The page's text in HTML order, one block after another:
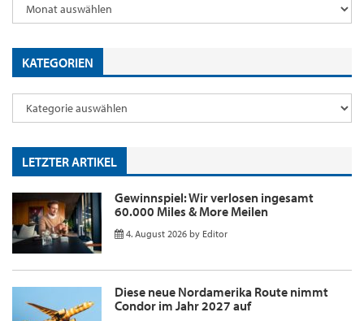
KATEGORIEN
LETZTER ARTIKEL
Gewinnspiel: Wir verlosen ingesamt
60.000 Miles & More Meilen
4. August 2026 by Editor
Diese neue Nordamerika Route nimmt
Condor im Jahr 2027 auf